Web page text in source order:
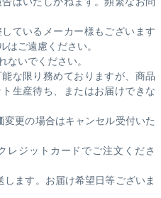
ているメーカー様もございます
ご遠慮ください。
いでください。
な限り務めておりますが、商品
生産待ち、またはお届けできな
更の場合はキャンセル受付いた
レジットカードでご注文くださ
ます。お届け希望日等ございま